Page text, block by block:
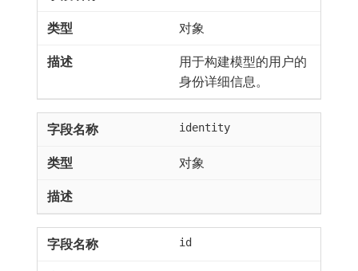
对象
用于构建模型的用户的
身份详细信息。
identity
对象
id